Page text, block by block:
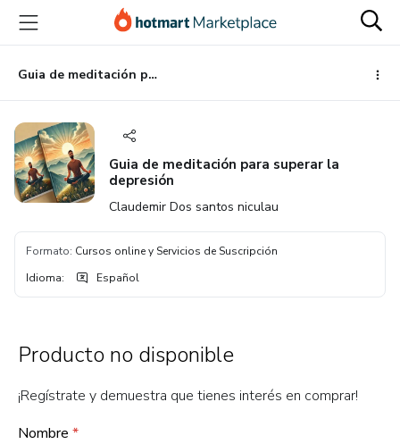
principal
página
de
página
Guia de meditación para superar la depresión
Guia de meditación para superar la
depresión
Claudemir Dos santos niculau
Formato: Cursos online y Servicios de Suscripción
Idioma: Español
Producto no disponible
¡Regístrate y demuestra que tienes interés en comprar!
Nombre *